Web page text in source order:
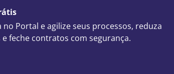
Portal e agilize seus processos, reduza
feche contratos com segurança.